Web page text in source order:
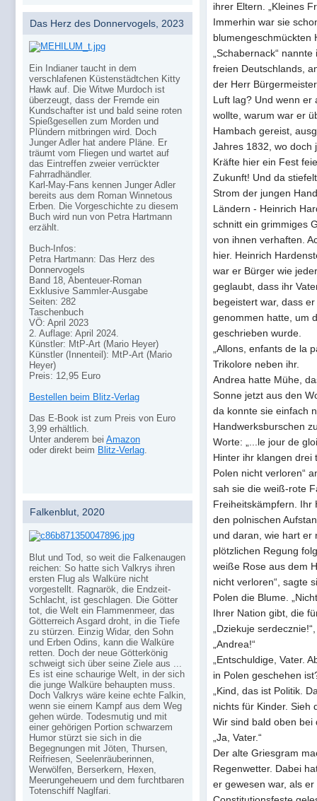
ihrer Eltern. „Kleines
Immerhin war sie
blumengeschmückten
„Schabernack“
freien Deutschlands,
der Herr
Luft lag? Und wenn er
wollte, warum war er
Hambach gereist,
Jahres 1832, wo doch
Kräfte hier ein Fest
Zukunft! Und da
Strom der jungen
Ländern - Heinrich
schnitt ein grimmiges
von ihnen verhaften.
hier. Heinrich
war er Bürger wie
geglaubt, dass ihr
begeistert war, dass
genommen hatte, um
geschrieben wurde.
„Allons, enfants de la
Trikolore neben ihr.
Andrea hatte Mühe,
Sonne jetzt aus den
da konnte sie einfach
Handwerksburschen
Worte: „...le jour de
Hinter ihr klangen drei
Polen nicht verloren“
sah sie die weiß-rote
Freiheitskämpfern. Ihr
den polnischen
und daran, wie hart er
plötzlichen Regung
weiße Rose aus dem
nicht verloren“, sagte
Polen die Blume.
Ihrer Nation gibt, die
„Dziekuje
„Andrea!“
„Entschuldige, Vater.
in Polen geschehen
„Kind, das ist Politik.
nichts für Kinder. Sieh
Wir sind bald oben bei
„Ja, Vater.“
Der alte Griesgram
Regenwetter. Dabei
er gewesen war, als
Das Herz des Donnervogels, 2023
Ein Indianer taucht in dem
verschlafenen Küstenstädtchen Kitty
Hawk auf. Die Witwe Murdoch ist
überzeugt, dass der Fremde ein
Kundschafter ist und bald seine roten
Spießgesellen zum Morden und
Plündern mitbringen wird. Doch
Junger Adler hat andere Pläne. Er
träumt vom Fliegen und wartet auf
das Eintreffen zweier verrückter
Fahrradhändler.
Karl-May-Fans kennen Junger Adler
bereits aus dem Roman Winnetous
Erben. Die Vorgeschichte zu diesem
Buch wird nun von Petra Hartmann
erzählt.
Buch-Infos:
Petra Hartmann: Das Herz des
Donnervogels
Band 18, Abenteuer-Roman
Exklusive Sammler-Ausgabe
Seiten: 282
Taschenbuch
VÖ: April 2023
2. Auflage: April 2024.
Künstler: MtP-Art (Mario Heyer)
Künstler (Innenteil): MtP-Art (Mario
Heyer)
Preis: 12,95 Euro
Bestellen beim Blitz-Verlag
Das E-Book ist zum Preis von Euro
3,99 erhältlich.
Unter anderem bei Amazon
oder direkt beim Blitz-Verlag.
Falkenblut, 2020
Blut und Tod, so weit die Falkenaugen
reichen: So hatte sich Valkrys ihren
ersten Flug als Walküre nicht
vorgestellt. Ragnarök, die Endzeit-
Schlacht, ist geschlagen. Die Götter
tot, die Welt ein Flammenmeer, das
Götterreich Asgard droht, in die Tiefe
zu stürzen. Einzig Widar, den Sohn
und Erben Odins, kann die Walküre
retten. Doch der neue Götterkönig
schweigt sich über seine Ziele aus ...
Es ist eine schaurige Welt, in der sich
die junge Walküre behaupten muss.
Doch Valkrys wäre keine echte Falkin,
wenn sie einem Kampf aus dem Weg
gehen würde. Todesmutig und mit
einer gehörigen Portion schwarzem
Humor stürzt sie sich in die
Begegnungen mit Jöten, Thursen,
Reifriesen, Seelenräuberinnen,
Werwölfen, Berserkern, Hexen,
Meerungeheuern und dem furchtbaren
Totenschiff Naglfari.